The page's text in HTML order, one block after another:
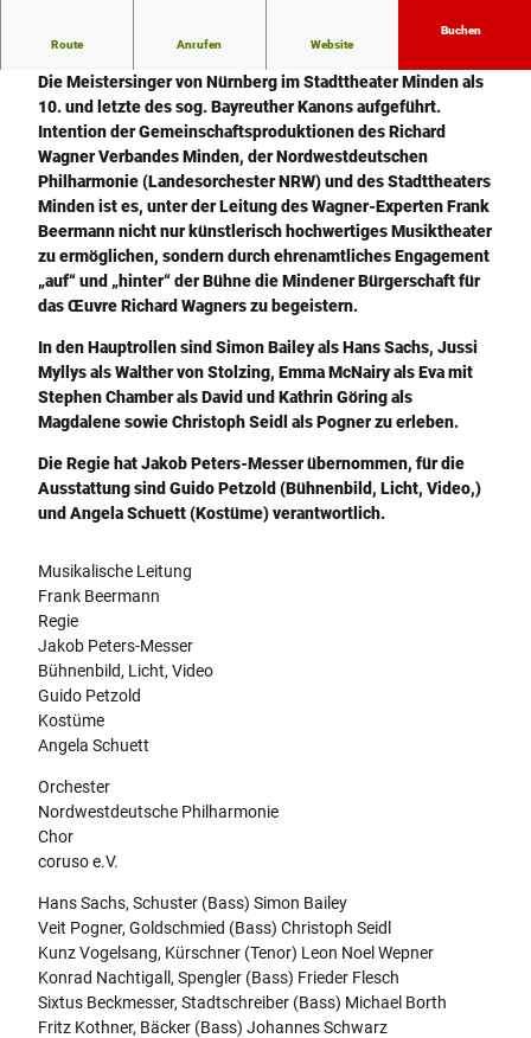
e
m
i
e
r
e
-
s
c
a
e
d
-
e
1
7
3
6
6
4
9
4
7
9
-
2
0
x
1
3
1
8
Route Anrufen Website
Buchen
Die Meistersinger von Nürnberg im Stadttheater Minden als
10. und letzte des sog. Bayreuther Kanons aufgeführt.
Intention der Gemeinschaftsproduktionen des Richard
Wagner Verbandes Minden, der Nordwestdeutschen
Philharmonie (Landesorchester NRW) und des Stadttheaters
Minden ist es, unter der Leitung des Wagner-Experten Frank
Beermann nicht nur künstlerisch hochwertiges Musiktheater
zu ermöglichen, sondern durch ehrenamtliches Engagement
„auf“ und „hinter“ der Bühne die Mindener Bürgerschaft für
das Œuvre Richard Wagners zu begeistern.
In den Hauptrollen sind Simon Bailey als Hans Sachs, Jussi
Myllys als Walther von Stolzing, Emma McNairy als Eva mit
Stephen Chamber als David und Kathrin Göring als
Magdalene sowie Christoph Seidl als Pogner zu erleben.
Die Regie hat Jakob Peters-Messer übernommen, für die
Ausstattung sind Guido Petzold (Bühnenbild, Licht, Video,)
und Angela Schuett (Kostüme) verantwortlich.
Musikalische Leitung
Frank Beermann
Regie
Jakob Peters-Messer
Bühnenbild, Licht, Video
Guido Petzold
Kostüme
Angela Schuett
Orchester
Nordwestdeutsche Philharmonie
Chor
coruso e.V.
Hans Sachs, Schuster (Bass) Simon Bailey
Veit Pogner, Goldschmied (Bass) Christoph Seidl
Kunz Vogelsang, Kürschner (Tenor) Leon Noel Wepner
Konrad Nachtigall, Spengler (Bass) Frieder Flesch
Sixtus Beckmesser, Stadtschreiber (Bass) Michael Borth
Fritz Kothner, Bäcker (Bass) Johannes Schwarz